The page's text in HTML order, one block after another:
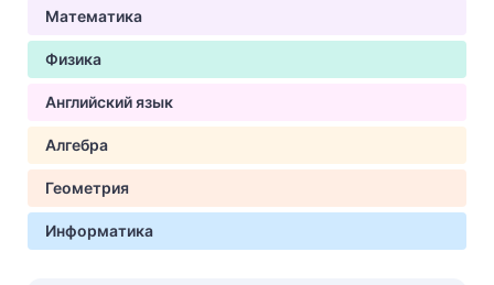
Математика
Физика
Английский язык
Алгебра
Геометрия
Информатика